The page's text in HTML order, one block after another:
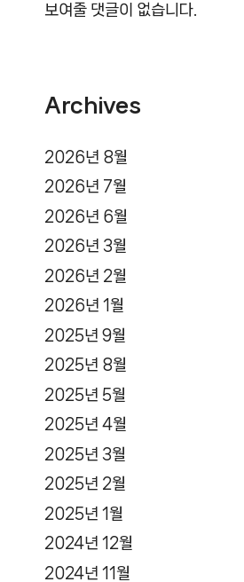
보여줄 댓글이 없습니다.
Archives
2026년 8월
2026년 7월
2026년 6월
2026년 3월
2026년 2월
2026년 1월
2025년 9월
2025년 8월
2025년 5월
2025년 4월
2025년 3월
2025년 2월
2025년 1월
2024년 12월
2024년 11월